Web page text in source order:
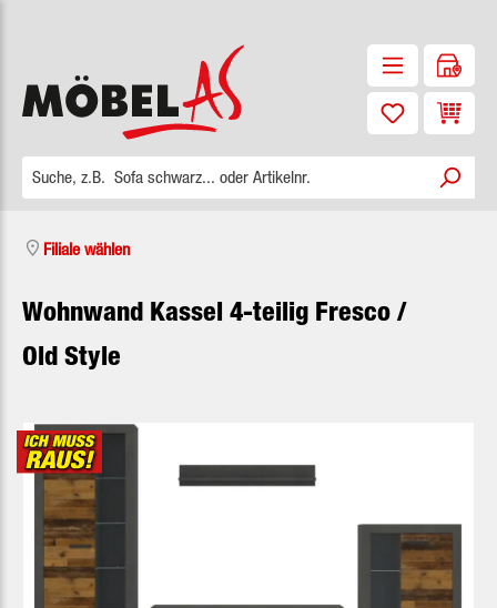
Filiale wählen
Wohnwand Kassel 4-teilig Fresco /
Old Style
Bildergalerie überspringen